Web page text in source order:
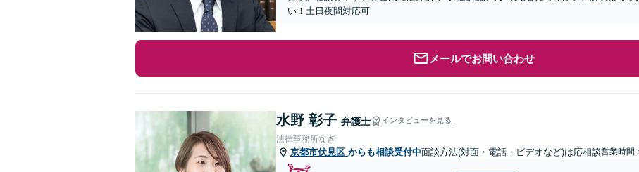
い！土日夜間対応可
メールでお問い合わせ
水野 彰子 弁護士 インタビューを見る
法律事務所なぎ
京都市伏見区 からも相談受付中面談方法(対面・電話・ビデオなど)は応相談営業時間